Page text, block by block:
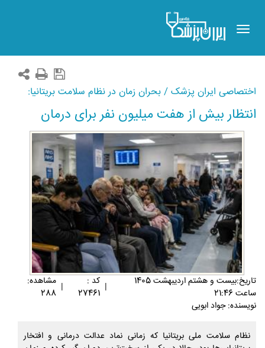
Toggle
navigation
اختصاصی ایران پزشک / بحران زمان در نظام سلامت بریتانیا:
انتظار بیش از هفت میلیون نفر برای درمان
تاريخ:بيست و هشتم ارديبهشت 1405
ساعت 21:46
| کد :
27461
| مشاهده:
288
نویسنده: جواد ابویی
نظام سلامت ملی بریتانیا که زمانی نماد عدالت درمانی و افتخار